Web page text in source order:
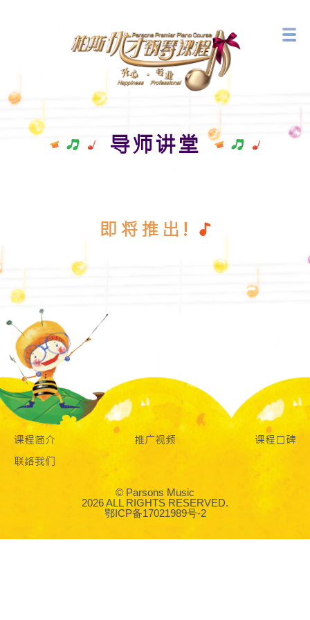
最新活动
音乐艺术中心
导师讲堂
即将推出!
课程简介 推广视频
课程口碑
联络我们
© Parsons Music
2026 ALL RIGHTS RESERVED.
鄂ICP备17021989号-2